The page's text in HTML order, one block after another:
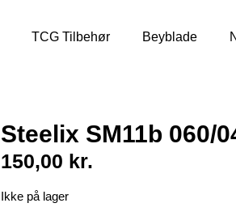
TCG Tilbehør Beyblade
Steelix SM11b 060/
150,00 kr.
Ikke på lager